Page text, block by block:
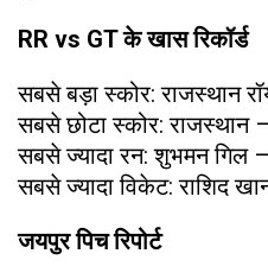
RR vs GT के खास रिकॉर्ड
सबसे बड़ा स्कोर: राजस्थान
सबसे छोटा स्कोर:
सबसे ज्यादा रन: शुभमन गिल
सबसे ज्यादा विकेट: राशिद
जयपुर पिच रिपोर्ट